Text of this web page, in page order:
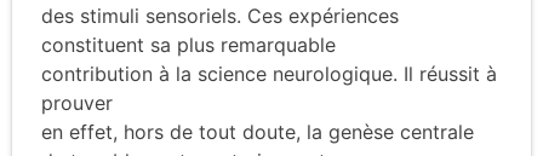
des stimuli sensoriels. Ces expériences
constituent sa plus remarquable
contribution à la science neurologique. Il réussit à
prouver
en effet, hors de tout doute, la genèse centrale